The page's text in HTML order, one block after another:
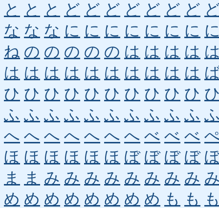
と と と ど ど ど ど ど ど ど
な な な に に に に に に に
ね の の の の の は は は は
は は は は は は は は は は
ひ ひ ひ ひ ひ ひ ひ ひ ひ ひ
ふ ふ ふ ふ ふ ふ ふ ふ ふ ふ
へ へ へ へ へ へ へ べ べ べ
ほ ほ ほ ほ ほ ほ ぼ ぼ ぼ ぼ
ま
ま み み み み み み み み
め め め め め め め め も も